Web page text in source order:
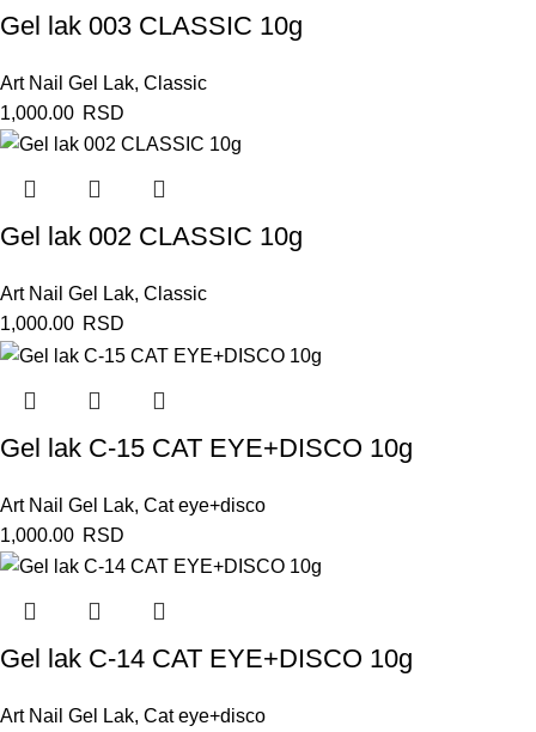
Gel lak 003 CLASSIC 10g
Art Nail Gel Lak, Classic
1,000.00 RSD
Gel lak 002 CLASSIC 10g
Art Nail Gel Lak, Classic
1,000.00 RSD
Gel lak C-15 CAT EYE+DISCO 10g
Art Nail Gel Lak, Cat eye+disco
1,000.00 RSD
Gel lak C-14 CAT EYE+DISCO 10g
Art Nail Gel Lak, Cat eye+disco